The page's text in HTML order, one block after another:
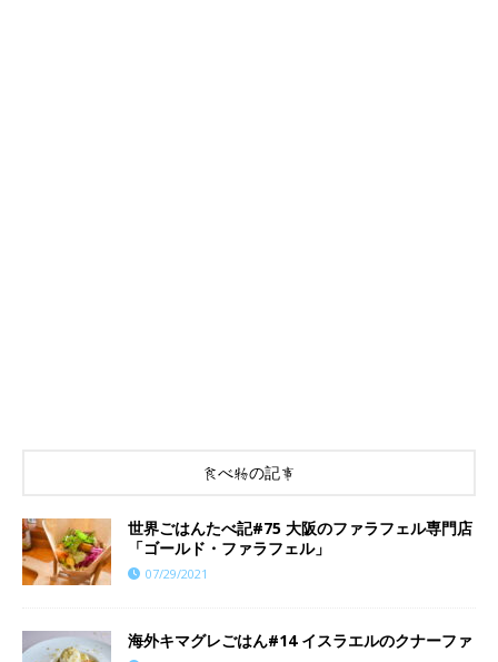
食べ物の記事
世界ごはんたべ記#75 大阪のファラフェル専門店
「ゴールド・ファラフェル」
07/29/2021
海外キマグレごはん#14 イスラエルのクナーファ